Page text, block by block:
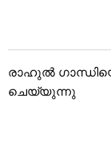
രാഹുൽ
ചെയ്യുന്നു